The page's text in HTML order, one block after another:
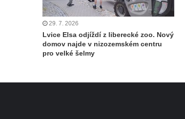
29. 7. 2026
Lvice Elsa odjíždí z liberecké zoo. Nový
domov najde v nizozemském centru
pro velké šelmy